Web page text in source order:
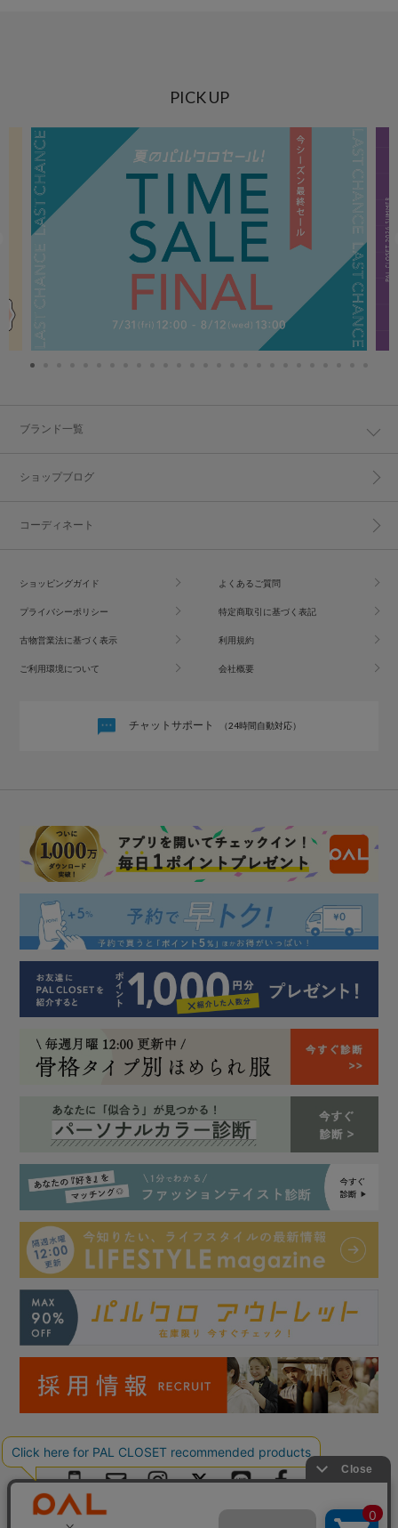
PICK UP
ブランド一覧
ショップブログ
コーディネート
ショッピングガイド よくあるご質問
プライバシーポリシー 特定商取引に基づく表記
古物営業法に基づく表示 利用規約
ご利用環境について 会社概要
チャットサポート （24時間自動対応）